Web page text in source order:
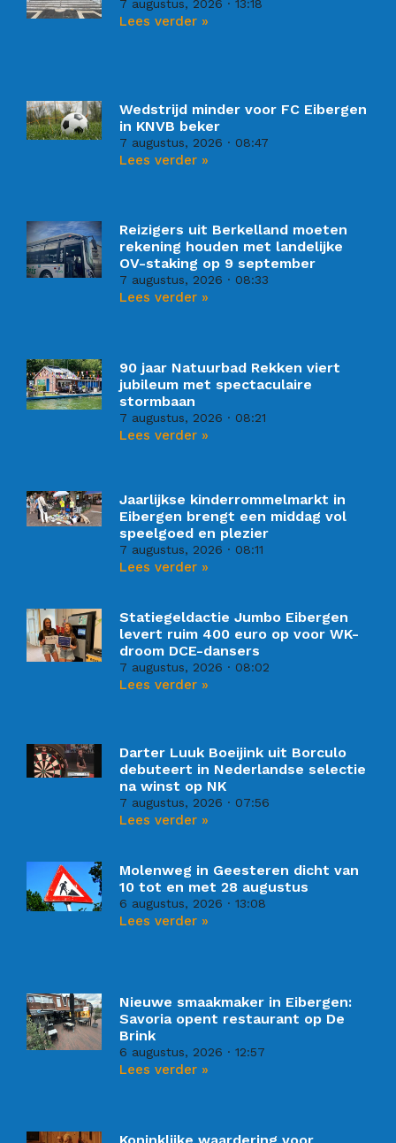
7 augustus, 2026 13:18
Lees verder »
Wedstrijd minder voor FC Eibergen
in KNVB beker
7 augustus, 2026 08:47
Lees verder »
Reizigers uit Berkelland moeten
rekening houden met landelijke
OV-staking op 9 september
7 augustus, 2026 08:33
Lees verder »
90 jaar Natuurbad Rekken viert
jubileum met spectaculaire
stormbaan
7 augustus, 2026 08:21
Lees verder »
Jaarlijkse kinderrommelmarkt in
Eibergen brengt een middag vol
speelgoed en plezier
7 augustus, 2026 08:11
Lees verder »
Statiegeldactie Jumbo Eibergen
levert ruim 400 euro op voor WK-
droom DCE-dansers
7 augustus, 2026 08:02
Lees verder »
Darter Luuk Boeijink uit Borculo
debuteert in Nederlandse selectie
na winst op NK
7 augustus, 2026 07:56
Lees verder »
Molenweg in Geesteren dicht van
10 tot en met 28 augustus
6 augustus, 2026 13:08
Lees verder »
Nieuwe smaakmaker in Eibergen:
Savoria opent restaurant op De
Brink
6 augustus, 2026 12:57
Lees verder »